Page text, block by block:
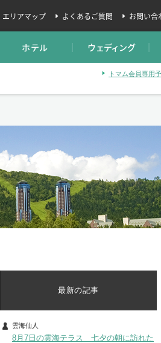
エリアマップ よくあるご質問 お問い合
ホテル ウェディング
トマム会員専用
最新の記事
雲海仙人
8月7日の雲海テラス 七夕の朝に訪れた